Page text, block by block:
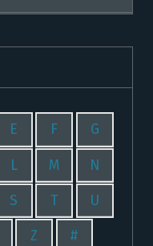
E F G
L M N
S T U
Z #